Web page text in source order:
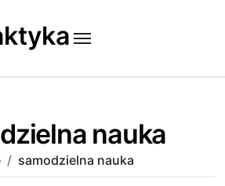
nauka
samodzielna nauka